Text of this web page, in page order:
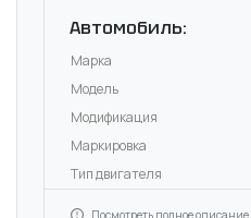
Автомобиль:
Марка
Модель
Модификация
Маркировка
Тип двигателя
Посмотреть полное описание